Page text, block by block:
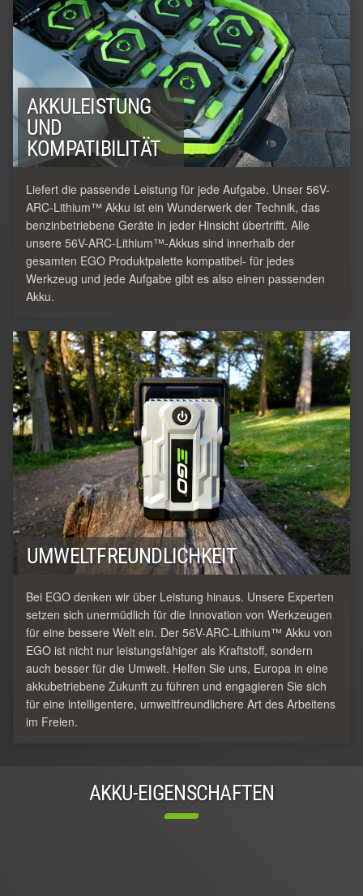
AKKULEISTUNG
UND
KOMPATIBILITÄT
Liefert die passende Leistung für jede Aufgabe. Unser 56V-
ARC-Lithium™ Akku ist ein Wunderwerk der Technik, das
benzinbetriebene Geräte in jeder Hinsicht übertrifft. Alle
unsere 56V-ARC-Lithium™-Akkus sind innerhalb der
gesamten EGO Produktpalette kompatibel- für jedes
Werkzeug und jede Aufgabe gibt es also einen passenden
Akku.
UMWELTFREUNDLICHKEIT
Bei EGO denken wir über Leistung hinaus. Unsere Experten
setzen sich unermüdlich für die Innovation von Werkzeugen
für eine bessere Welt ein. Der 56V-ARC-Lithium™ Akku von
EGO ist nicht nur leistungsfähiger als Kraftstoff, sondern
auch besser für die Umwelt. Helfen Sie uns, Europa in eine
akkubetriebene Zukunft zu führen und engagieren Sie sich
für eine intelligentere, umweltfreundlichere Art des Arbeitens
im Freien.
AKKU-EIGENSCHAFTEN